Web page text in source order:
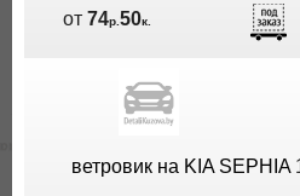
от74р.50к.
ветровик на KIA SEPHIA